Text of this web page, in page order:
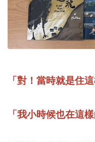
「對！當時就是住
「我小時候也在這